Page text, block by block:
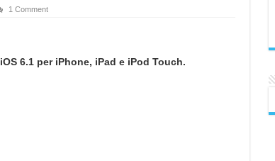
1 Comment
iOS 6.1 per iPhone, iPad e iPod Touch.